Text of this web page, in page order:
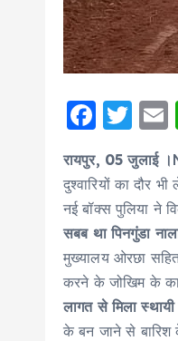
F
a
c
e
b
o
o
k
T
w
it
te
r
l
रायपुर, 05 जुलाई ।
दुश्वारियों का दौर
नई बॉक्स पुलिया ने
सबब था पिनगुंडा
मुख्यालय ओरछा
करने के जोखिम के
लागत से मिला स्थायी
के बन जाने से बारिश